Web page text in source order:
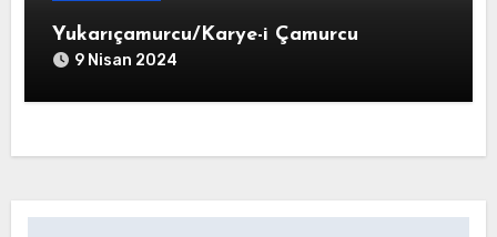
Yukarıçamurcu/Karye-i Çamurcu
9 Nisan 2024